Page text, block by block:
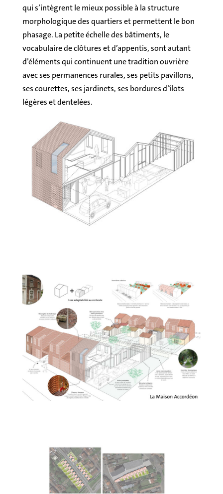
qui s’intègrent le mieux possible à la structure
morphologique des quartiers et permettent le bon
phasage. La petite échelle des bâtiments, le
vocabulaire de clôtures et d’appentis, sont autant
d’éléments qui continuent une tradition ouvrière
avec ses permanences rurales, ses petits pavillons,
ses courettes, ses jardinets, ses bordures d’îlots
légères et dentelées.